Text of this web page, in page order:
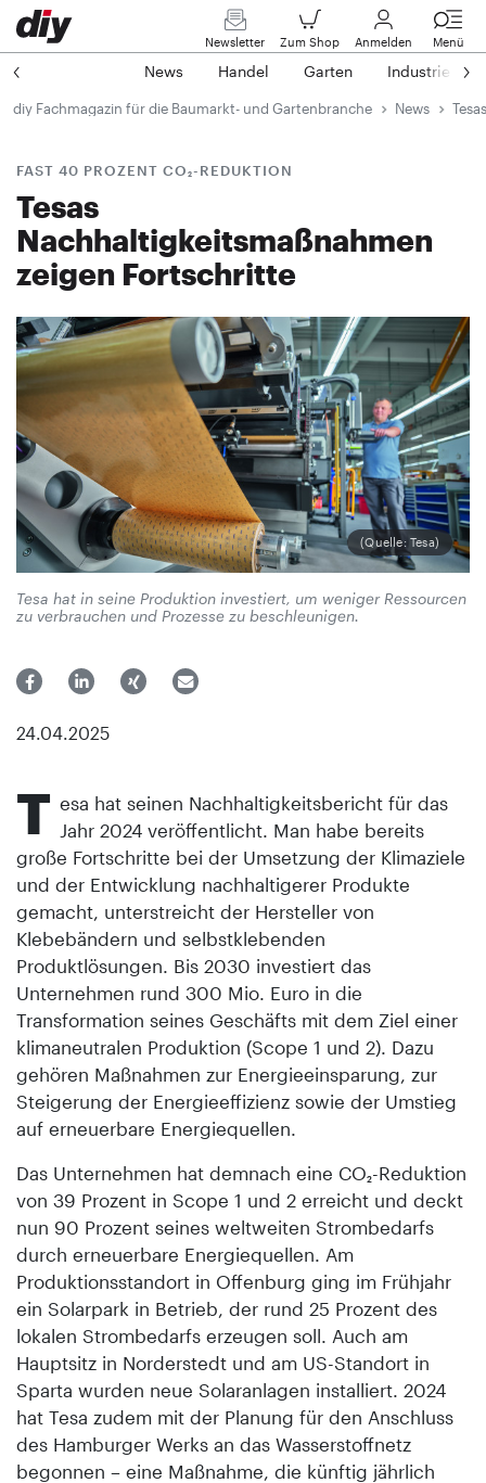
Newsletter Zum Shop Anmelden Menü
News Handel Garten Industrie
diy Fachmagazin für die Baumarkt- und Gartenbranche News
FAST 40 PROZENT CO₂-REDUKTION
Tesas
Nachhaltigkeitsmaßnahmen
zeigen Fortschritte
(Quelle: Tesa)
Tesa hat in seine Produktion investiert, um weniger Ressourcen
zu verbrauchen und Prozesse zu beschleunigen.
24.04.2025
T esa hat seinen Nachhaltigkeitsbericht für das
Jahr 2024 veröffentlicht. Man habe bereits
große Fortschritte bei der Umsetzung der Klimaziele
und der Entwicklung nachhaltigerer Produkte
gemacht, unterstreicht der Hersteller von
Klebebändern und selbstklebenden
Produktlösungen. Bis 2030 investiert das
Unternehmen rund 300 Mio. Euro in die
Transformation seines Geschäfts mit dem Ziel einer
klimaneutralen Produktion (Scope 1 und 2). Dazu
gehören Maßnahmen zur Energieeinsparung, zur
Steigerung der Energieeffizienz sowie der Umstieg
auf erneuerbare Energiequellen.
Das Unternehmen hat demnach eine CO₂-Reduktion
von 39 Prozent in Scope 1 und 2 erreicht und deckt
nun 90 Prozent seines weltweiten Strombedarfs
durch erneuerbare Energiequellen. Am
Produktionsstandort in Offenburg ging im Frühjahr
ein Solarpark in Betrieb, der rund 25 Prozent des
lokalen Strombedarfs erzeugen soll. Auch am
Hauptsitz in Norderstedt und am US-Standort in
Sparta wurden neue Solaranlagen installiert. 2024
hat Tesa zudem mit der Planung für den Anschluss
des Hamburger Werks an das Wasserstoffnetz
begonnen – eine Maßnahme, die künftig jährlich